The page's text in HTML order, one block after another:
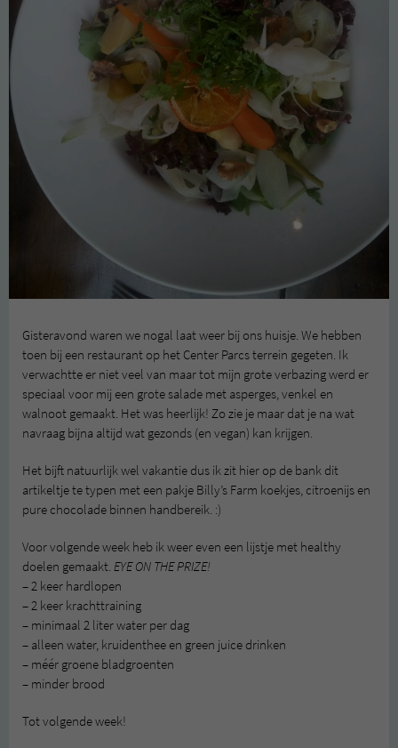
Gisteravond waren we nogal laat weer bij ons huisje. We hebben
toen bij een restaurant op het Center Parcs terrein gegeten. Ik
verwachtte er niet veel van maar tot mijn grote verbazing werd er
speciaal voor mij een grote salade met asperges, venkel en
walnoot gemaakt. Het was heerlijk! Zo zie je maar dat je na wat
navraag bijna altijd wat gezonds (en vegan) kan krijgen.
Het bijft natuurlijk wel vakantie dus ik zit hier op de bank dit
artikeltje te typen met een pakje Billy’s Farm koekjes, citroenijs en
pure chocolade binnen handbereik. :)
Voor volgende week heb ik weer even een lijstje met healthy
doelen gemaakt. EYE ON THE PRIZE!
– 2 keer hardlopen
– 2 keer krachttraining
– minimaal 2 liter water per dag
– alleen water, kruidenthee en green juice drinken
– méér groene bladgroenten
– minder brood
Tot volgende week!